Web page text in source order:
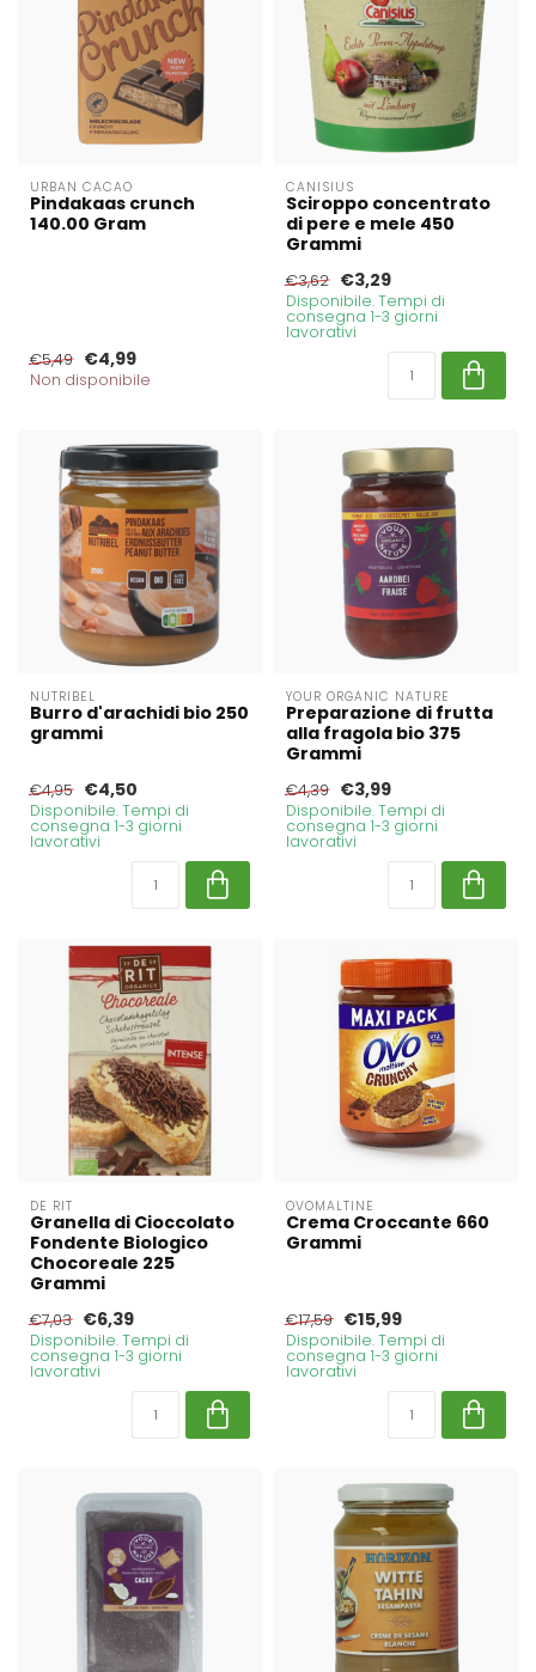
URBAN CACAO
Pindakaas crunch
140.00 Gram
€5,49 €4,99
Non disponibile
CANISIUS
Sciroppo concentrato
di pere e mele 450
Grammi
€3,62 €3,29
Disponibile. Tempi di
consegna 1-3 giorni
lavorativi
NUTRIBEL
Burro d'arachidi bio 250
grammi
€4,95 €4,50
Disponibile. Tempi di
consegna 1-3 giorni
lavorativi
YOUR ORGANIC NATURE
Preparazione di frutta
alla fragola bio 375
Grammi
€4,39 €3,99
Disponibile. Tempi di
consegna 1-3 giorni
lavorativi
DE RIT
Granella di Cioccolato
Fondente Biologico
Chocoreale 225
Grammi
€7,03 €6,39
Disponibile. Tempi di
consegna 1-3 giorni
lavorativi
OVOMALTINE
Crema Croccante 660
Grammi
€17,59 €15,99
Disponibile. Tempi di
consegna 1-3 giorni
lavorativi